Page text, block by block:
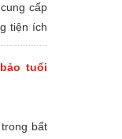
cấp
tiện ích
của pin
ra, hầu
bị điện
tuổi
bất